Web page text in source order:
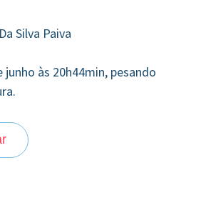
Silva Paiva
junho às 20h44min, pesando